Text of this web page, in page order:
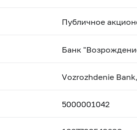
Публичное
Банк
Vozrozhdenie
5000001042